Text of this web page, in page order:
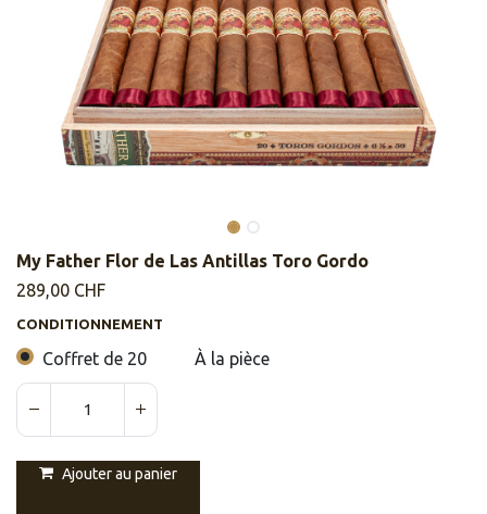
My Father Flor de Las Antillas Toro Gordo
289,00 CHF
CONDITIONNEMENT
Coffret de 20 À la pièce
Ajouter au panier